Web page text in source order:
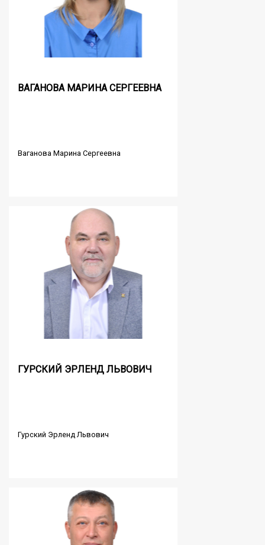
ВАГАНОВА МАРИНА СЕРГЕЕВНА
Ваганова Марина Сергеевна
ГУРСКИЙ ЭРЛЕНД ЛЬВОВИЧ
Гурский Эрленд Львович